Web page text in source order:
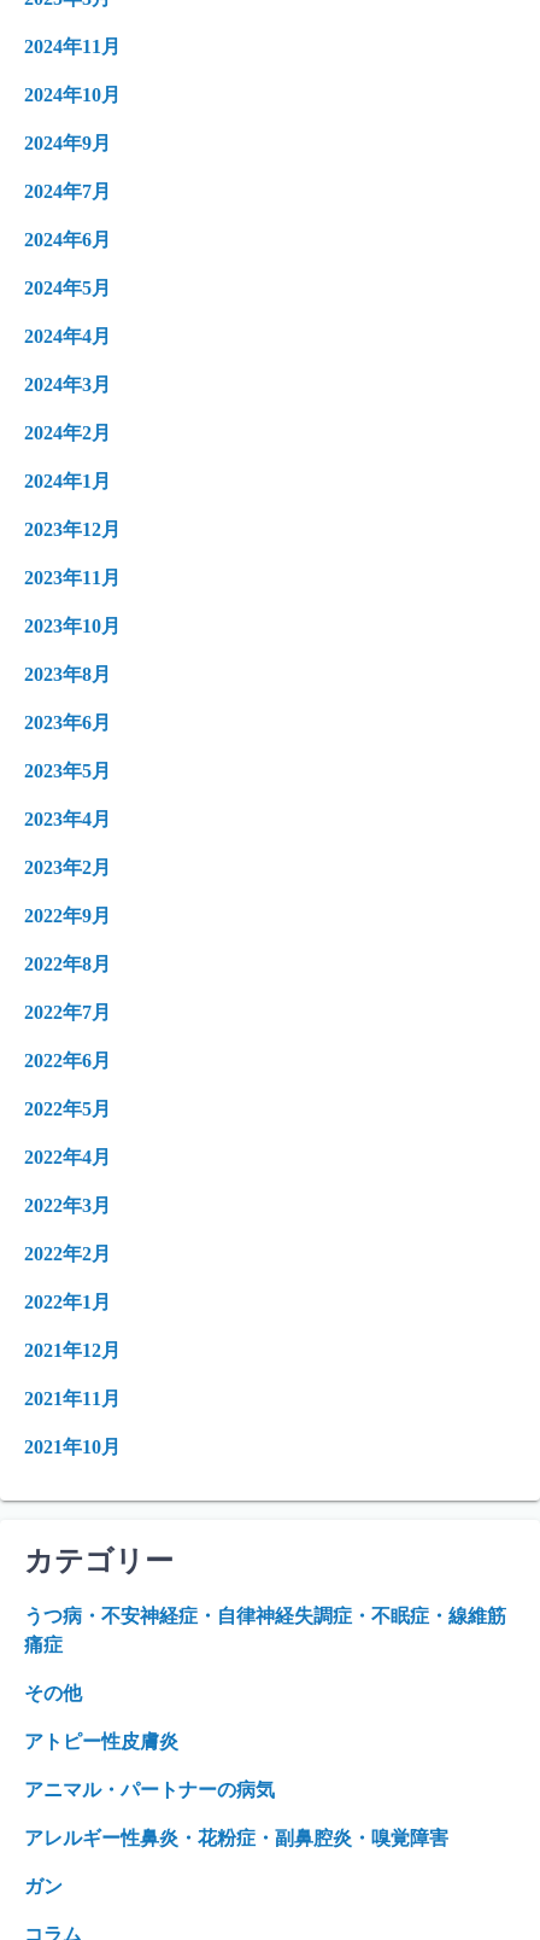
2024年11月
2024年10月
2024年9月
2024年7月
2024年6月
2024年5月
2024年4月
2024年3月
2024年2月
2024年1月
2023年12月
2023年11月
2023年10月
2023年8月
2023年6月
2023年5月
2023年4月
2023年2月
2022年9月
2022年8月
2022年7月
2022年6月
2022年5月
2022年4月
2022年3月
2022年2月
2022年1月
2021年12月
2021年11月
2021年10月
カテゴリー
うつ病・不安神経症・自律神経失調症・不眠症・線維筋
痛症
その他
アトピー性皮膚炎
アニマル・パートナーの病気
アレルギー性鼻炎・花粉症・副鼻腔炎・嗅覚障害
ガン
コラム